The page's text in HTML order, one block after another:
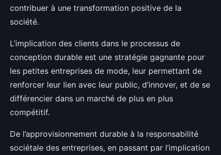
contribuer à une transformation positive de la
société.
L’implication des clients dans le processus de
conception durable est une stratégie gagnante pour
les petites entreprises de mode, leur permettant de
renforcer leur lien avec leur public, d’innover, et de se
différencier dans un marché de plus en plus
compétitif.
De l’approvisionnement durable à la responsabilité
sociétale des entreprises, en passant par l’implication